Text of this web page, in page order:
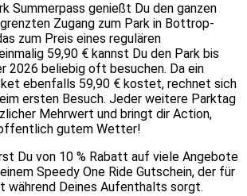
Summerpass genießt Du den ganzen
Zugang zum Park in Bottrop-
zum Preis eines regulären
59,90 € kannst Du den Park bis
2026 beliebig oft besuchen. Da ein
ebenfalls 59,90 € kostet, rechnet sich
ersten Besuch. Jeder weitere Parktag
Mehrwert und bringt dir Action,
gutem Wetter!
Du von 10 % Rabatt auf viele Angebote
Speedy One Ride Gutschein, der für
während Deines Aufenthalts sorgt.